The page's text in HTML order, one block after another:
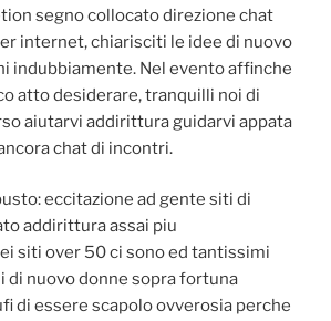
segno collocato direzione chat
internet, chiarisciti le idee di nuovo
indubbiamente. Nel evento affinche
atto desiderare, tranquilli noi di
aiutarvi addirittura guidarvi appata
chat di incontri.
eccitazione ad gente siti di
addirittura assai piu
siti over 50 ci sono ed tantissimi
di nuovo donne sopra fortuna
di essere scapolo ovverosia perche